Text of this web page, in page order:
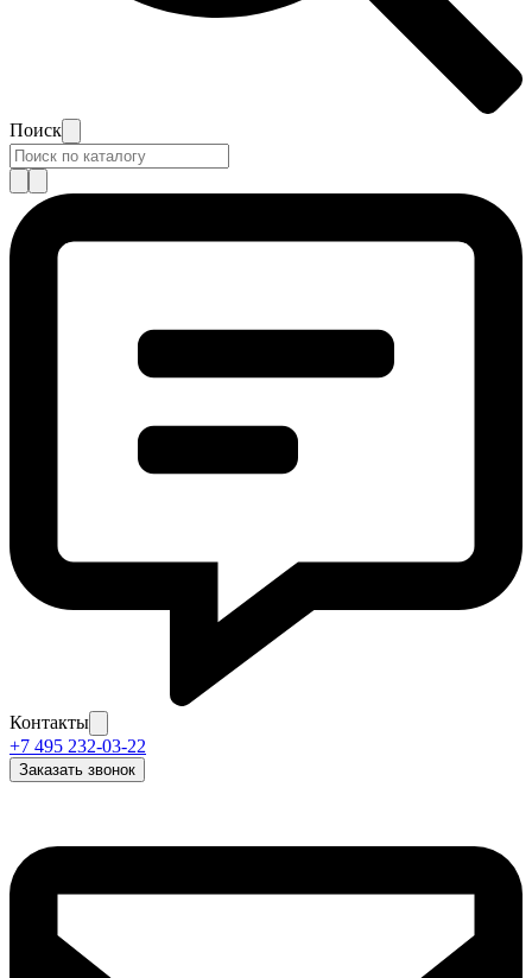
Поиск
Контакты
+7 495 232-03-22
Заказать звонок